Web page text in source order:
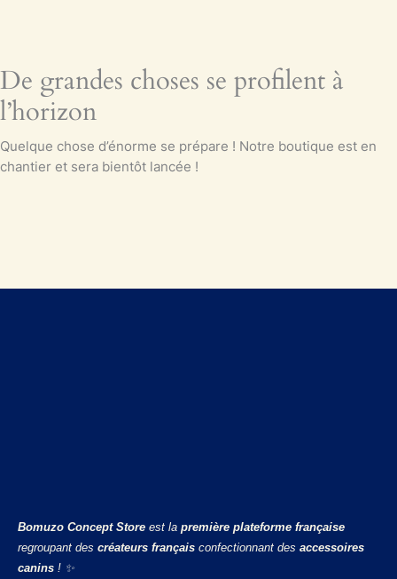
De grandes choses se profilent à
l’horizon
Quelque chose d’énorme se prépare ! Notre boutique est en
chantier et sera bientôt lancée !
Bomuzo Concept Store est la première plateforme française
regroupant des créateurs français confectionnant des accessoires
canins ! ✨